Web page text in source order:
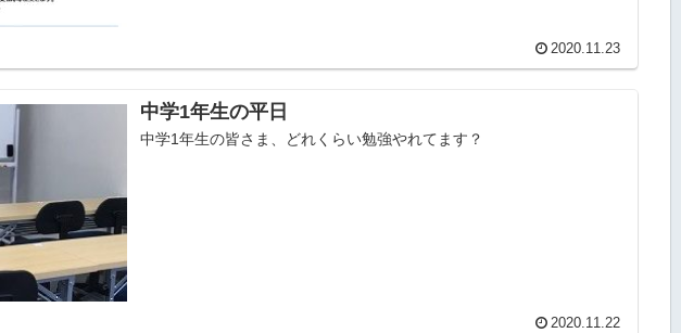
2020.11.23
中学1年生の平日
中学1年生の皆さま、どれくらい勉強やれてます？
2020.11.22